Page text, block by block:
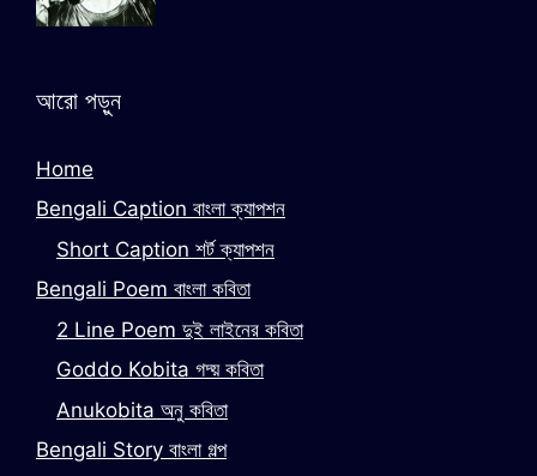
আরো পড়ুন
Home
Bengali Caption বাংলা ক্যাপশন
Short Caption শর্ট ক্যাপশন
Bengali Poem বাংলা কবিতা
2 Line Poem দুই লাইনের কবিতা
Goddo Kobita গদ্য় কবিতা
Anukobita অনু কবিতা
Bengali Story বাংলা গল্প